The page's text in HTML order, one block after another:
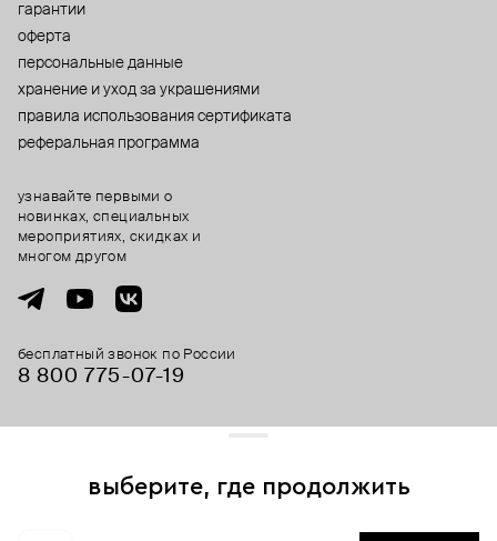
гарантии
оферта
персональные данные
хранение и уход за украшениями
правила использования сертификата
реферальная программа
бесплатный звонок по России
8 800 775⁠-07⁠-19
узнавайте первыми о
новинках, специальных
мероприятиях, скидках и
многом другом
выберите, где продолжить